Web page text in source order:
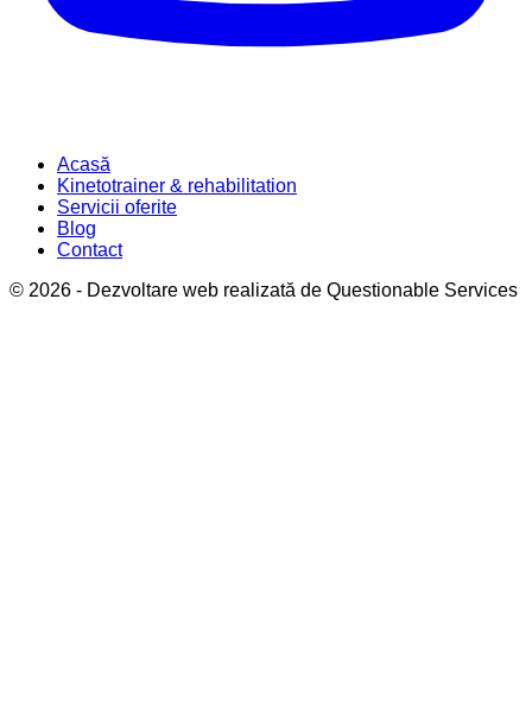
Acasă
Kinetotrainer & rehabilitation
Servicii oferite
Blog
Contact
© 2026 - Dezvoltare web realizată de Questionable Services